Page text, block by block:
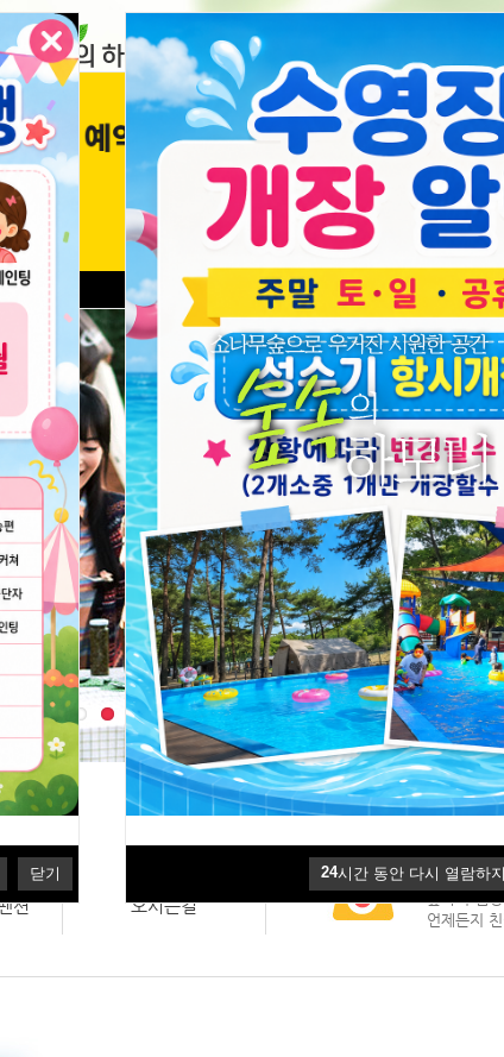
24 시간 동안 다시 열람하지 않습니다.
닫기
닫기
닫기 24시간 동안 다시 열람하
약안내 부대시설 주변볼거리 오
션 오시는길
예약상담문의 캠핑장 상
숲속의 캠
언제든지